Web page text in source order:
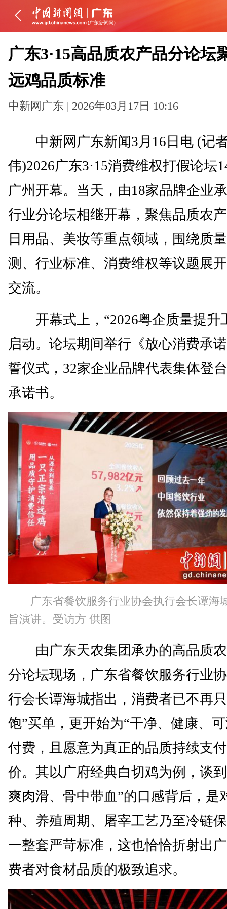
广东3·15高品质农产品分论坛
远鸡品质标准
中新网广东 | 2026年03月17日 10:16
中新网广东新闻3月16日电 (记
伟)2026广东3·15消费维权打假论坛
广州开幕。当天，由18家品牌企业
行业分论坛相继开幕，聚焦品质农
日用品、美妆等重点领域，围绕质
测、行业标准、消费维权等议题展
交流。
开幕式上，“2026粤企质量提升
启动。论坛期间举行《放心消费承
誓仪式，32家企业品牌代表集体登
承诺书。
广东省餐饮服务行业协会执行会长谭海
旨演讲。受访方 供图
由广东天农集团承办的高品质
分论坛现场，广东省餐饮服务行业
行会长谭海城指出，消费者已不再
饱”买单，更开始为“干净、健康、
付费，且愿意为真正的品质持续支
价。其以广府经典白切鸡为例，谈
爽肉滑、骨中带血”的口感背后，是
种、养殖周期、屠宰工艺乃至冷链
一整套严苛标准，这也恰恰折射出
费者对食材品质的极致追求。